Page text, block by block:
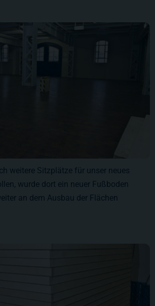
weitere Sitzplätze für unser neues
wurde dort ein neuer Fußboden
an dem Ausbau der Flächen